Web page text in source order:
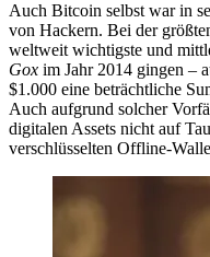
Auch Bitcoin selbst war in
von Hackern. Bei der
weltweit wichtigste und
Gox im Jahr 2014 gingen –
$1.000 eine beträchtliche
Auch aufgrund solcher
digitalen Assets nicht auf
verschlüsselten Offline-